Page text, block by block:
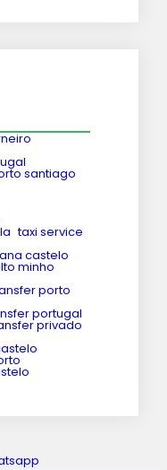
santiago
taxi service
castelo
minho
porto
portugal
privado